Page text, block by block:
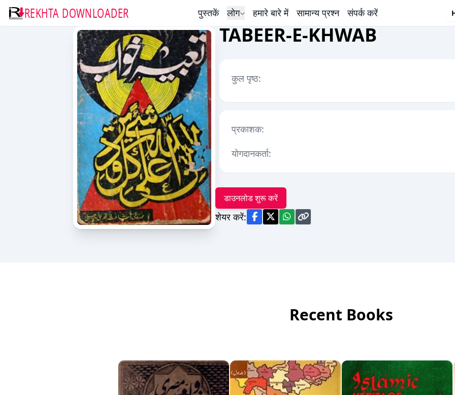
REKHTA DOWNLOADER पुस्तकें लोग हमारे बारे में सामान्य प्रश्न संपर्क करें
TABEER-E-KHWAB
कुल पृष्ठ:
प्रकाशक:
योगदानकर्ता:
डाउनलोड शुरू करें
शेयर करें:
Recent Books